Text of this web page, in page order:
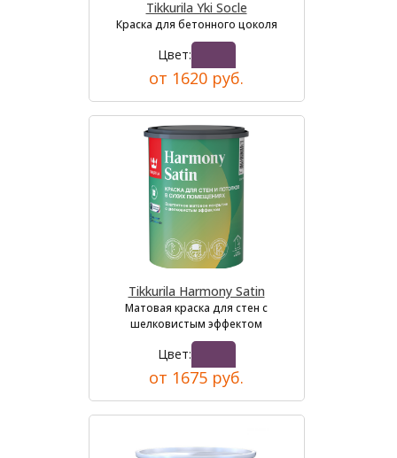
Tikkurila Yki Socle
Краска для бетонного цоколя
Цвет:
от 1620 руб.
Tikkurila Harmony Satin
Матовая краска для стен с
шелковистым эффектом
Цвет:
от 1675 руб.